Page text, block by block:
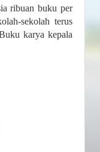
ribuan buku per
sekolah terus
karya kepala